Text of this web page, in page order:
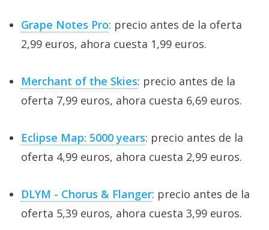
Grape Notes Pro: precio antes de la oferta
2,99 euros, ahora cuesta 1,99 euros.
Merchant of the Skies: precio antes de la
oferta 7,99 euros, ahora cuesta 6,69 euros.
Eclipse Map: 5000 years: precio antes de la
oferta 4,99 euros, ahora cuesta 2,99 euros.
DLYM - Chorus & Flanger: precio antes de la
oferta 5,39 euros, ahora cuesta 3,99 euros.